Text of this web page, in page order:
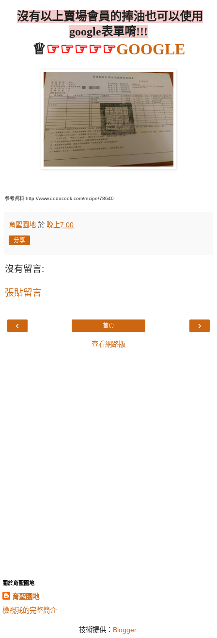
沒有以上賣場會員的捧油也可以使用
google表單唷!!!
♕☞☞☞☞☞GOOGLE
參考資料:http://www.dodocook.com/recipe/78640
育聖園地 於 晚上7:00
分享
沒有留言:
張貼留言
‹ ›
首頁
查看網路版
關於育聖園地
育聖園地
檢視我的完整簡介
技術提供： Blogger.